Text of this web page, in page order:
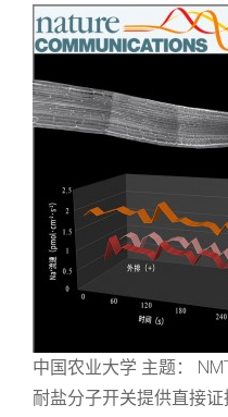
中国农业大学 主题：
耐盐分子开关提供直接